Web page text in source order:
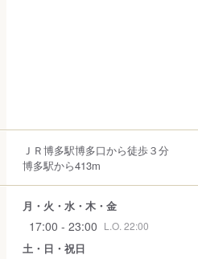
ＪＲ博多駅博多口から徒歩３分
博多駅から413m
月・火・水・木・金
17:00 - 23:00 L.O. 22:00
土・日・祝日